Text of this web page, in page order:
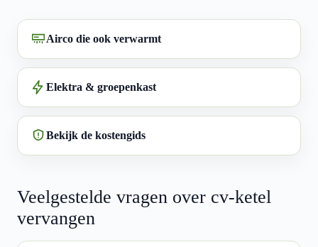
Airco die ook verwarmt
Elektra & groepenkast
Bekijk de kostengids
Veelgestelde vragen over cv-ketel
vervangen